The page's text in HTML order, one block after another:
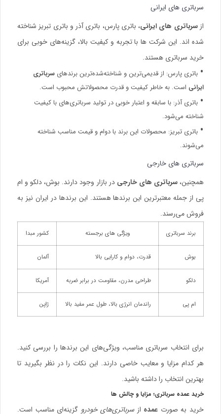
سرباتری های ایرانی
ازسرباتری های ایرانی، باتری پارس، باتری آذر و باتری تبریز شناخته
شده اند. این شرکت ها با تجربه و کیفیت بالا، گزینه‌های خوبی برای
خرید سرباتری هستند.
باتری پارس: از قدیمی‌ترین و شناخته‌شده‌ترین برندهای سرباتری
ایرانی است. به خاطر کیفیت و قدرت محصولاتش محبوب است.
باتری آذر: با سابقه و اعتبار خوبی در تولید سرباتری‌های با کیفیت
شناخته می‌شود.
باتری تبریز: محصولات این برند با دوام و قیمت مناسب شناخته
می‌شوند.
سرباتری های خارجی
همچنین،سرباتری های خارجی در بازار وجود دارند. بوش، دلکو و ام
پی از جمله معتبرترین این برندها هستند. این برندها در ایران نیز به
فروش می‌رسند.
برند سرباتری ویژگی های برجسته کشور مبدا
بوش قدرت، دوام و کارایی بالا آلمان
دلکو طراحی مدرن، مقاومت در برابر ضربه آمریکا
ام پی راندمان انرژی بالا، طول عمر مفید بالا ژاپن
برای انتخاب سرباتری مناسب، ویژگی‌های این برندها را بررسی کنید.
هر کدام مزایا و معایب خاصی دارند. این نکات را در نظر بگیرید تا
بهترین انتخاب را داشته باشید.
خرید عمده سرباتری؛ مزایا و چالش ها
خرید به صورت عمده از سرباتری‌های خودرو گزینه‌ای مناسب است.